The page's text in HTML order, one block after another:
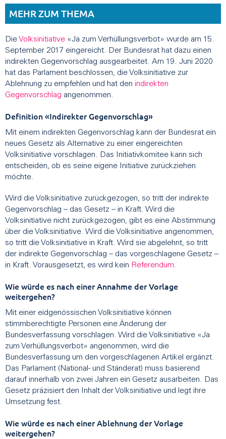
MEHR ZUM THEMA
DieVolksinitiative «Ja zum Verhüllungsverbot» wurde am 15.
September 2017 eingereicht. Der Bundesrat hat dazu einen
indirekten Gegenvorschlag ausgearbeitet. Am 19. Juni 2020
hat das Parlament beschlossen, die Volksinitiative zur
Ablehnung zu empfehlen und hat den indirekten
Gegenvorschlag angenommen.
Definition «Indirekter Gegenvorschlag»
Mit einem indirekten Gegenvorschlag kann der Bundesrat ein
neues Gesetz als Alternative zu einer eingereichten
Volksinitiative vorschlagen. Das Initiativkomitee kann sich
entscheiden, ob es seine eigene Initiative zurückziehen
möchte.
Wird die Volksinitiative zurückgezogen, so tritt der indirekte
Gegenvorschlag – das Gesetz – in Kraft. Wird die
Volksinitiative nicht zurückgezogen, gibt es eine Abstimmung
über die Volksinitiative. Wird die Volksinitiative angenommen,
so tritt die Volksinitiative in Kraft. Wird sie abgelehnt, so tritt
der indirekte Gegenvorschlag – das vorgeschlagene Gesetz –
in Kraft. Vorausgesetzt, es wird kein Referendum.
Wie würde es nach einer Annahme der Vorlage
weitergehen?
Mit einer eidgenössischen Volksinitiative können
stimmberechtigte Personen eine Änderung der
Bundesverfassung vorschlagen. Wird die Volksinitiative «Ja
zum Verhüllungsverbot» angenommen, wird die
Bundesverfassung um den vorgeschlagenen Artikel ergänzt.
Das Parlament (National- und Ständerat) muss basierend
darauf innerhalb von zwei Jahren ein Gesetz ausarbeiten. Das
Gesetz präzisiert den Inhalt der Volksinitiative und legt ihre
Umsetzung fest.
Wie würde es nach einer Ablehnung der Vorlage
weitergehen?